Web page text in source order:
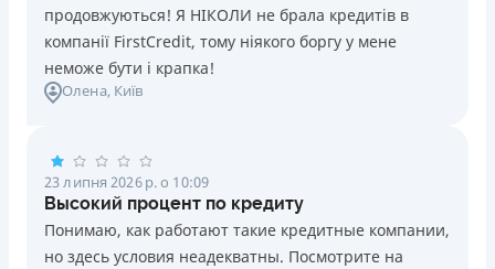
продовжуються! Я НІКОЛИ не брала кредитів в
компанії FirstCredit, тому ніякого боргу у мене
неможе бути і крапка!
Олена, Київ
23 липня 2026 р. о 10:09
Высокий процент по кредиту
Понимаю, как работают такие кредитные компании,
но здесь условия неадекватны. Посмотрите на